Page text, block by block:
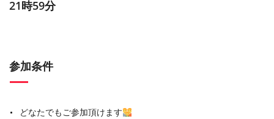
21時59分
参加条件
どなたでもご参加頂けます